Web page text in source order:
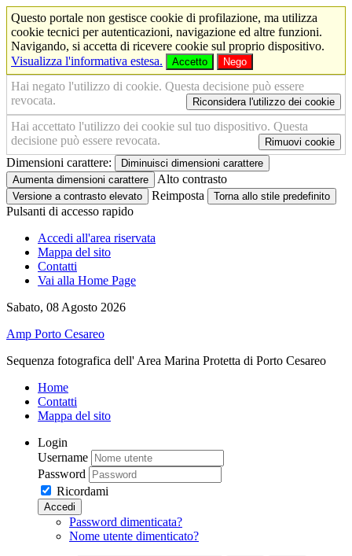
Questo portale non gestisce cookie di profilazione, ma utilizza
cookie tecnici per autenticazioni, navigazione ed altre funzioni.
Navigando, si accetta di ricevere cookie sul proprio dispositivo.
Visualizza l'informativa estesa.
Accetto Nego
Hai negato l'utilizzo di cookie. Questa decisione può essere
revocata.
Riconsidera l'utilizzo dei cookie
Hai accettato l'utilizzo dei cookie sul tuo dispositivo. Questa
decisione può essere revocata.
Rimuovi cookie
Dimensioni carattere:
Diminuisci dimensioni carattere
Aumenta dimensioni carattere
Alto contrasto
Versione a contrasto elevato Reimposta Torna allo stile predefinito
Pulsanti di accesso rapido
Accedi all'area riservata
Mappa del sito
Contatti
Vai alla Home Page
Sabato, 08 Agosto 2026
Amp Porto Cesareo
Sequenza fotografica dell' Area Marina Protetta di Porto Cesareo
Home
Contatti
Mappa del sito
Login
Username
Password
Ricordami
Accedi
Password dimenticata?
Nome utente dimenticato?